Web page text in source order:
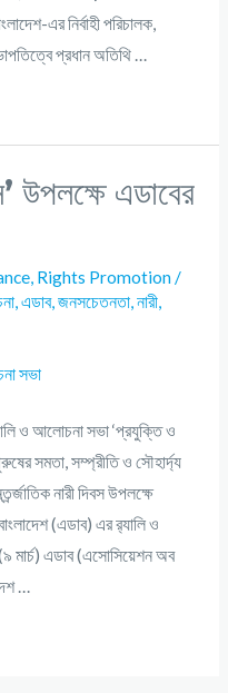
এর নির্বাহী পরিচালক,
প্রধান অতিথি …
উপলক্ষে এডাবের
, Rights Promotion/
,এডাব,জনসচেতনতা,নারী,
ও আলোচনা সভা ‘প্রযুক্তি ও
সমতা, সম্প্রীতি ও সৌহার্দ্য
নারী দিবস উপলক্ষে
(এডাব) এর র‌্যালি ও
মার্চ) এডাব (এসোসিয়েশন অব
…